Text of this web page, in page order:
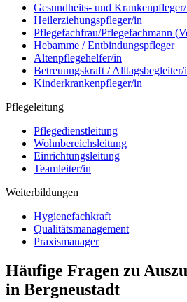
Gesundheits- und
Heilerziehungspfleger/in
Pflegefachfrau/Pflegefachmann
Hebamme / Entbindungspfleger
Altenpflegehelfer/in
Betreuungskraft / Alltagsbegleiter/
Kinderkrankenpfleger/in
Pflegeleitung
Pflegedienstleitung
Wohnbereichsleitung
Einrichtungsleitung
Teamleiter/in
Weiterbildungen
Hygienefachkraft
Qualitätsmanagement
Praxismanager
Häufige Fragen zu
in Bergneustadt